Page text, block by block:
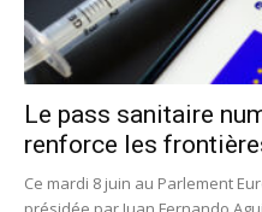
Le pass sanitaire
renforce les
Ce mardi 8 juin au Parlement